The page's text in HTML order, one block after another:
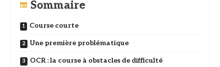
Sommaire
Course courte
Une première problématique
OCR : la course à obstacles de difficulté